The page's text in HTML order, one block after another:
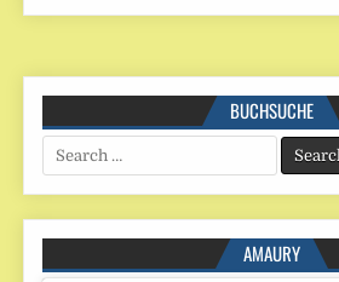
BUCHSUCHE
Search
for:
AMAURY